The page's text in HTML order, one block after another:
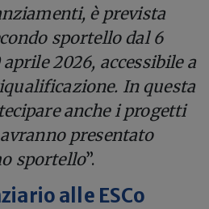
è prevista
sportello dal 6
2026, accessibile a
In questa
anche i progetti
presentato
sportello”.
alle ESCo